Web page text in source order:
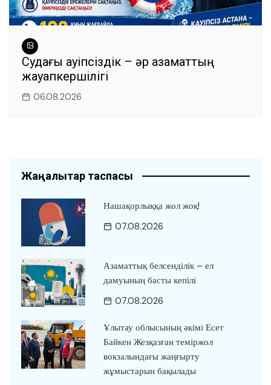
Судағы қауіпсіздік – әр азаматтың
жауапкершілігі
06.08.2026
Жаңалықтар таспасы
Нашақорлыққа жол жоқ!
07.08.2026
Азаматтық белсенділік – ел
дамуының басты кепілі
07.08.2026
Ұлытау облысының әкімі Есет
Байкен Жезқазған теміржол
вокзалындағы жаңғырту
жұмыстарын бақылады